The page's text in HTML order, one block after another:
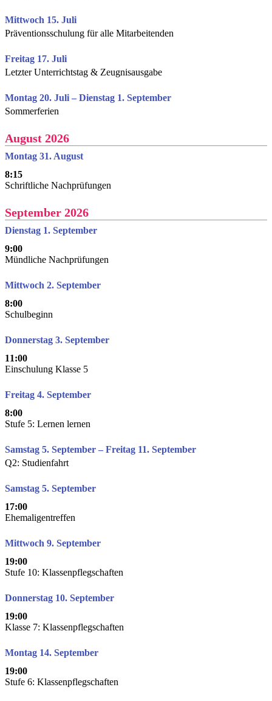
Mittwoch 15. Juli
Präventionsschulung für alle Mitarbeitenden
Freitag 17. Juli
Letzter Unterrichtstag & Zeugnisausgabe
Montag 20. Juli – Dienstag 1. September
Sommerferien
August 2026
Montag 31. August
8:15
Schriftliche Nachprüfungen
September 2026
Dienstag 1. September
9:00
Mündliche Nachprüfungen
Mittwoch 2. September
8:00
Schulbeginn
Donnerstag 3. September
11:00
Einschulung Klasse 5
Freitag 4. September
8:00
Stufe 5: Lernen lernen
Samstag 5. September – Freitag 11. September
Q2: Studienfahrt
Samstag 5. September
17:00
Ehemaligentreffen
Mittwoch 9. September
19:00
Stufe 10: Klassenpflegschaften
Donnerstag 10. September
19:00
Klasse 7: Klassenpflegschaften
Montag 14. September
19:00
Stufe 6: Klassenpflegschaften